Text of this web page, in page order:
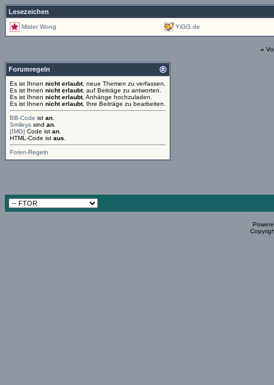
Lesezeichen
Mister Wong YiGG.de
«
Forumregeln
Es ist Ihnen nicht erlaubt, neue Themen zu verfassen.
Es ist Ihnen nicht erlaubt, auf Beiträge zu antworten.
Es ist Ihnen nicht erlaubt, Anhänge hochzuladen.
Es ist Ihnen nicht erlaubt, Ihre Beiträge zu bearbeiten.
BB-Code ist an
Smileys sind an
[IMG] Code ist an
HTML-Code ist aus
Foren-Regeln